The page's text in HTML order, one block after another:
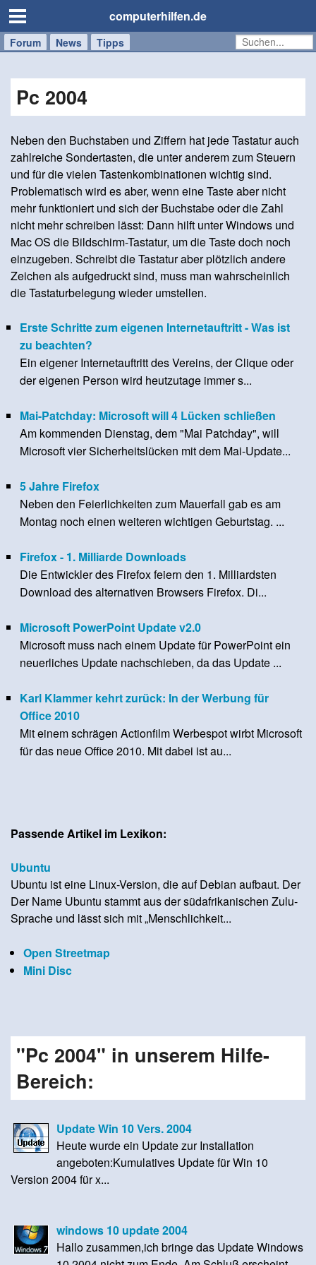
computerhilfen.de
Forum News Tipps
Handy
Windows
Mac
Pc 2004
Neben den Buchstaben und Ziffern hat jede Tastatur auch
zahlreiche Sondertasten, die unter anderem zum Steuern
und für die vielen Tastenkombinationen wichtig sind.
Problematisch wird es aber, wenn eine Taste aber nicht
mehr funktioniert und sich der Buchstabe oder die Zahl
nicht mehr schreiben lässt: Dann hilft unter Windows und
Mac OS die Bildschirm-Tastatur, um die Taste doch noch
einzugeben. Schreibt die Tastatur aber plötzlich andere
Zeichen als aufgedruckt sind, muss man wahrscheinlich
die Tastaturbelegung wieder umstellen.
Erste Schritte zum eigenen Internetauftritt - Was ist
zu beachten?
Ein eigener Internetauftritt des Vereins, der Clique oder
der eigenen Person wird heutzutage immer s...
Mai-Patchday: Microsoft will 4 Lücken schließen
Am kommenden Dienstag, dem "Mai Patchday", will
Microsoft vier Sicherheitslücken mit dem Mai-Update...
5 Jahre Firefox
Neben den Feierlichkeiten zum Mauerfall gab es am
Montag noch einen weiteren wichtigen Geburtstag. ...
Firefox - 1. Milliarde Downloads
Die Entwickler des Firefox feiern den 1. Milliardsten
Download des alternativen Browsers Firefox. Di...
Microsoft PowerPoint Update v2.0
Microsoft muss nach einem Update für PowerPoint ein
neuerliches Update nachschieben, da das Update ...
Karl Klammer kehrt zurück: In der Werbung für
Office 2010
Mit einem schrägen Actionfilm Werbespot wirbt Microsoft
für das neue Office 2010. Mit dabei ist au...
Passende Artikel im Lexikon:
Ubuntu
Ubuntu ist eine Linux-Version, die auf Debian aufbaut. Der
Der Name Ubuntu stammt aus der südafrikanischen Zulu-
Sprache und lässt sich mit „Menschlichkeit...
Open Streetmap
Mini Disc
"Pc 2004" in unserem Hilfe-
Bereich:
Update Win 10 Vers. 2004
Heute wurde ein Update zur Installation
angeboten:Kumulatives Update für Win 10
Version 2004 für x...
windows 10 update 2004
Hallo zusammen,ich bringe das Update Windows